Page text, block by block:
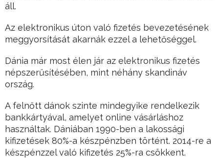
áll.
Az elektronikus úton való fizetés bevezetésének
meggyorsítását akarnák ezzel a lehetőséggel.
Dánia már most élen jár az elektronikus fizetés
népszerűsítésében, mint néhány skandináv
ország.
A felnőtt dánok szinte mindegyike rendelkezik
bankkártyával, amelyet online vásárláshoz
használtak. Dániában 1990-ben a lakossági
kifizetések 80%-a készpénzben történt. 2014-re a
készpénzzel való kifizetés 25%-ra csökkent.